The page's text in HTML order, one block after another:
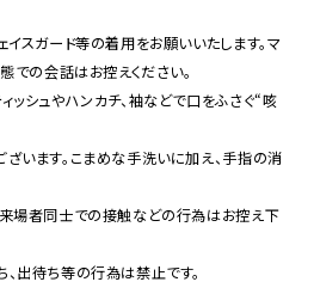
スガード等の着用をお願いいたします。マ
での会話はお控えください。
シュやハンカチ、袖などで口をふさぐ“咳
います。こまめな手洗いに加え、手指の消
場者同士での接触などの行為はお控え下
出待ち等の行為は禁止です。